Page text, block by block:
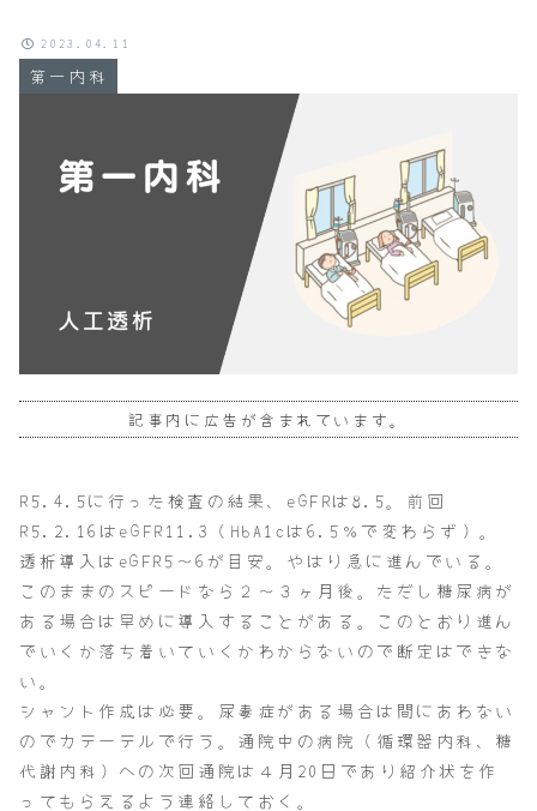
第一内科
2023.04.11
記事内に広告が含まれています。
R5.4.5に行った検査の結果、eGFRは8.5。前回
R5.2.16はeGFR11.3（HbA1cは6.5％で変わらず）。
透析導入はeGFR5～6が目安。やはり急に進んでいる。
このままのスピードなら２～３ヶ月後。ただし糖尿病が
ある場合は早めに導入することがある。このとおり進ん
でいくか落ち着いていくかわからないので断定はできな
い。
シャント作成は必要。尿毒症がある場合は間にあわない
のでカテーテルで行う。通院中の病院（循環器内科、糖
代謝内科）への次回通院は４月20日であり紹介状を作
ってもらえるよう連絡しておく。